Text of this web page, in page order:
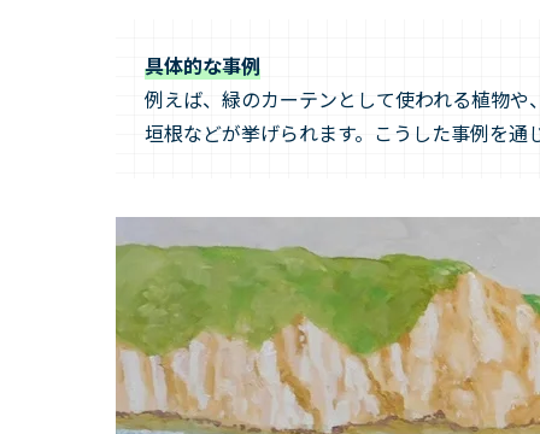
具体的な事例
例えば、緑のカーテンとして使われる植物
垣根などが挙げられます。こうした事例を